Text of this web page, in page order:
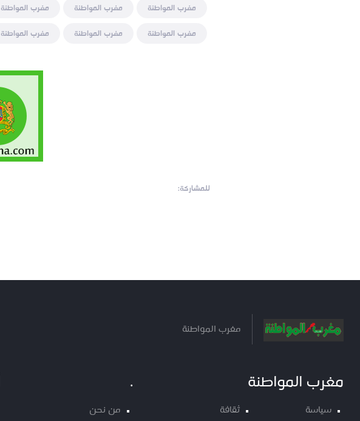
مغرب المواطنة مغرب المواطنة مغرب المواطنة
مغرب المواطنة
مغرب المواطنة مغرب المواطنة
للمشاركة:
مغرب المواطنة
مغرب المواطنة
سياسة ثقافة
.
من نحن